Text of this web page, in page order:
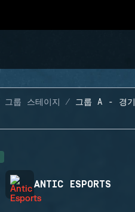
그룹 스테이지 그룹 A - 경
ANTIC ESPORTS